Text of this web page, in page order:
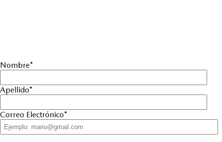
Nombre*
Apellido*
Correo Electrónico*